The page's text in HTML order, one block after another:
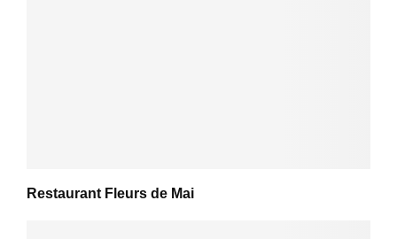
Restaurant Fleurs de Mai